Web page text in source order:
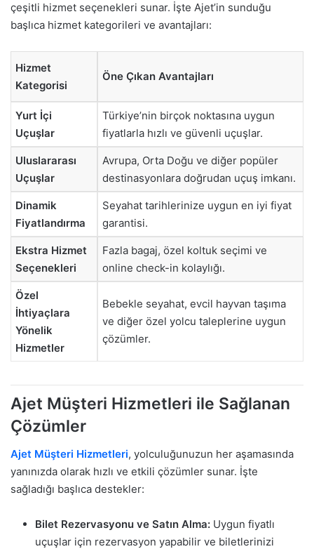
çeşitli hizmet seçenekleri sunar. İşte Ajet’in sunduğu
başlıca hizmet kategorileri ve avantajları:
Hizmet
Kategorisi
Öne Çıkan Avantajları
Yurt İçi
Uçuşlar
Türkiye’nin birçok noktasına uygun
fiyatlarla hızlı ve güvenli uçuşlar.
Uluslararası
Uçuşlar
Avrupa, Orta Doğu ve diğer popüler
destinasyonlara doğrudan uçuş imkanı.
Dinamik
Fiyatlandırma
Seyahat tarihlerinize uygun en iyi fiyat
garantisi.
Ekstra Hizmet
Seçenekleri
Fazla bagaj, özel koltuk seçimi ve
online check-in kolaylığı.
Özel
İhtiyaçlara
Yönelik
Hizmetler
Bebekle seyahat, evcil hayvan taşıma
ve diğer özel yolcu taleplerine uygun
çözümler.
Ajet Müşteri Hizmetleri ile Sağlanan
Çözümler
Ajet Müşteri Hizmetleri, yolculuğunuzun her aşamasında
yanınızda olarak hızlı ve etkili çözümler sunar. İşte
sağladığı başlıca destekler:
Bilet Rezervasyonu ve Satın Alma: Uygun fiyatlı
uçuşlar için rezervasyon yapabilir ve biletlerinizi